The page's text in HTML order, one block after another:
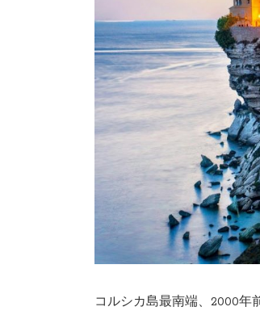
コルシカ島最南端、2000年